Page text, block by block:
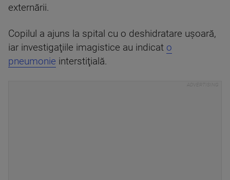
externării.
Copilul a ajuns la spital cu o deshidratare uşoară,
iar investigaţiile imagistice au indicat o
pneumonie interstiţială.